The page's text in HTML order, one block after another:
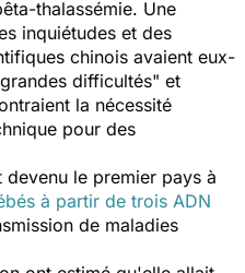
thalassémie. Une
inquiétudes et des
chinois avaient eux-
difficultés" et
la nécessité
pour des
devenu le premier pays à
à partir de trois ADN
de maladies